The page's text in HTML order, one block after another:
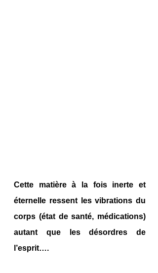
Cette matière à la fois inerte et
éternelle ressent les vibrations du
corps (état de santé, médications)
autant que les désordres de
l’esprit….